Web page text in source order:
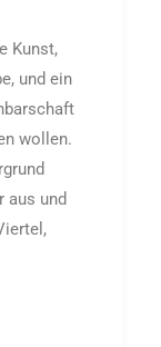
Kunst,
und ein
wollen.
aus und